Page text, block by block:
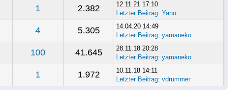
1 2.382
12.11.21 17:10
Letzter Beitrag: Yano
4 5.305
14.04.20 14:49
Letzter Beitrag: yamaneko
100 41.645
28.11.18 20:28
Letzter Beitrag: yamaneko
1 1.972
10.11.18 14:11
Letzter Beitrag: vdrummer